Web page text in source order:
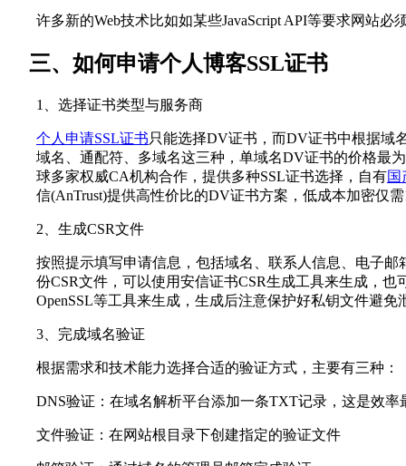
许多新的Web技术比如如某些JavaScript API等要求网站必
三、如何申请个人博客SSL证书
1、选择证书类型与服务商
个人申请SSL证书只能选择DV证书，而DV证书中根据域
域名、通配符、多域名这三种，单域名DV证书的价格最
球多家权威CA机构合作，提供多种SSL证书选择，自有国
信(AnTrust)提供高性价比的DV证书方案，低成本加密仅
2、生成CSR文件
按照提示填写申请信息，包括域名、联系人信息、电子邮
份CSR文件，可以使用安信证书CSR生成工具来生成，也
OpenSSL等工具来生成，生成后注意保护好私钥文件避免
3、完成域名验证
根据需求和技术能力选择合适的验证方式，主要有三种：
DNS验证：在域名解析平台添加一条TXT记录，这是效率
文件验证：在网站根目录下创建指定的验证文件